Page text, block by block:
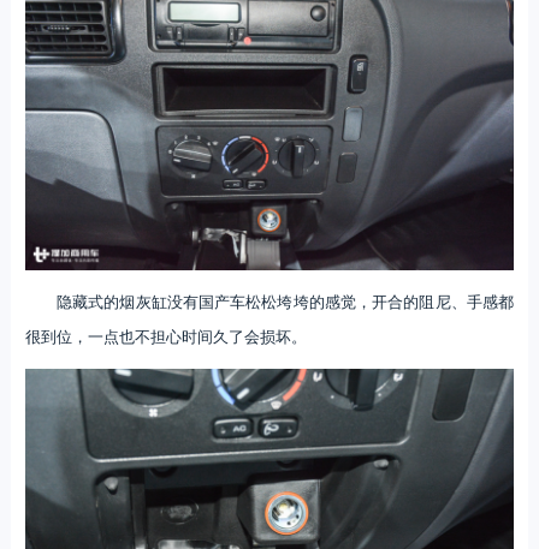
隐藏式的烟灰缸没有国产车松松垮垮的感觉，开合的阻尼、手感都
很到位，一点也不担心时间久了会损坏。